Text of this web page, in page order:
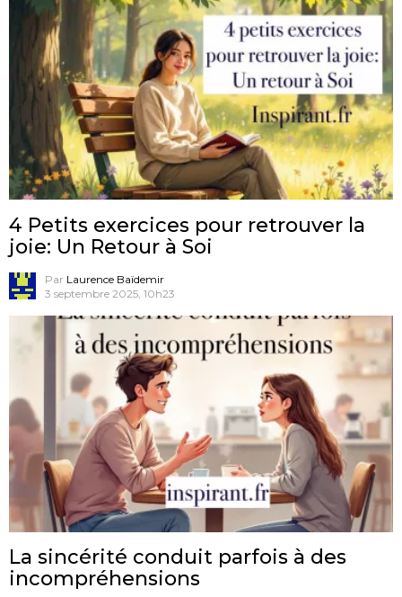
4 Petits exercices pour retrouver la
joie: Un Retour à Soi
Par Laurence Baïdemir
3 septembre 2025, 10h23
La sincérité conduit parfois à des
incompréhensions